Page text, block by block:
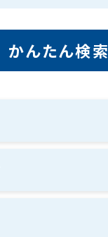
かんたん検索